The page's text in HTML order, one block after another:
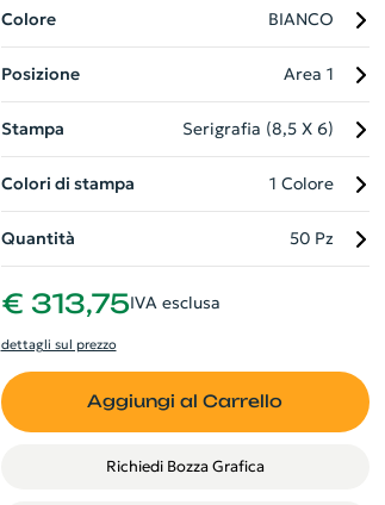
Colore BIANCO
Posizione Area 1
Stampa Serigrafia (8,5 X 6)
Colori di stampa 1 Colore
Quantità 50 Pz
€ 313,75IVA esclusa
dettagli sul prezzo
Aggiungi al Carrello
Richiedi Bozza Grafica